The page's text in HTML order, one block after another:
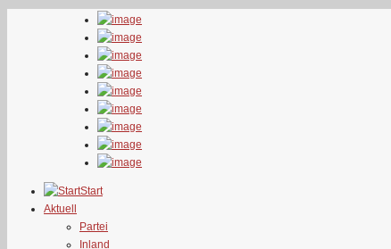
Start
Aktuell
Partei
Inland